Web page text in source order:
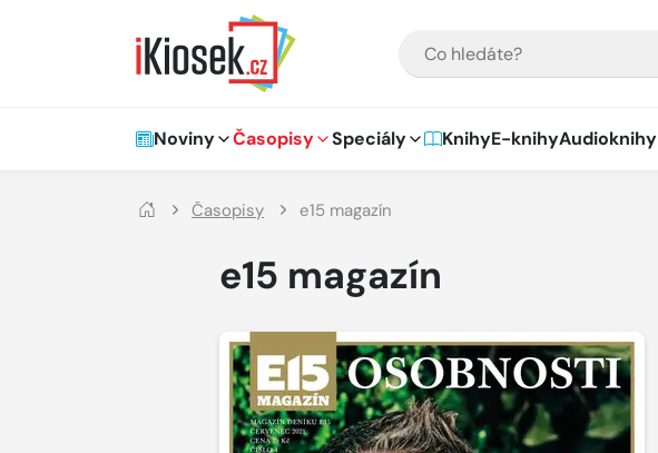
Hlavní navigace
Noviny Časopisy Speciály KnihyE-knihyAudioknihy
Časopisy e15 magazín
e15 magazín